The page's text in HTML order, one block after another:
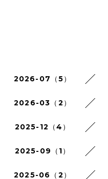
2026-07（5）
2026-03（2）
2025-12（4）
2025-09（1）
2025-06（2）